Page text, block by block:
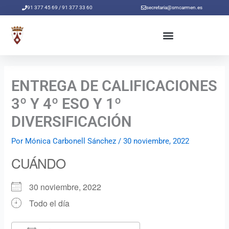
al
contenido
91 377 45 69 / 91 377 33 60 secretaria@smcarmen.es
ENTREGA DE CALIFICACIONES
3º Y 4º ESO Y 1º
DIVERSIFICACIÓN
Por Mónica Carbonell Sánchez/30 noviembre, 2022
CUÁNDO
30 noviembre, 2022
Todo el día